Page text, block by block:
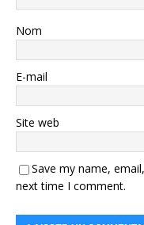
Nom
E-mail
Site web
Save my name,
next time I comment.